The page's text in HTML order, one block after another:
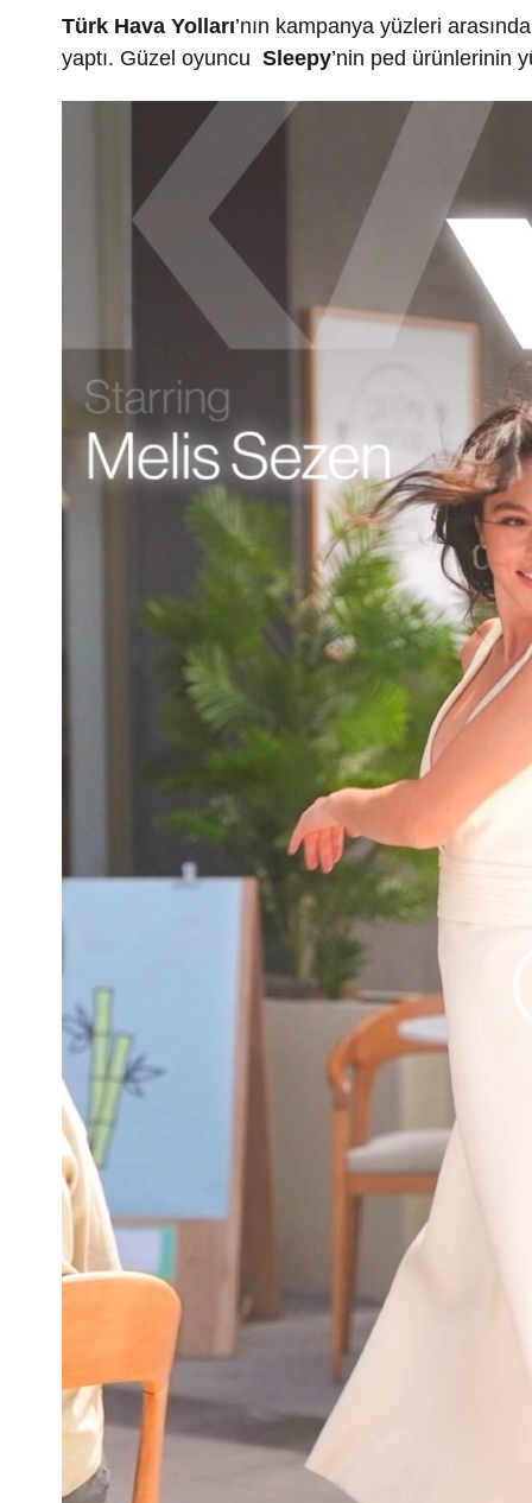
Türk Hava Yolları’nın kampanya yüzleri
yaptı. Güzel oyuncu Sleepy’nin ped ürünlerinin